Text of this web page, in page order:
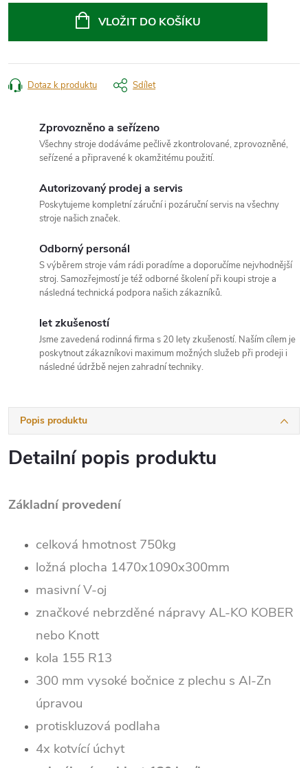
VLOŽIT DO KOŠÍKU
Dotaz k produktu Sdílet
Zprovozněno a seřízeno
Všechny stroje dodáváme pečlivě zkontrolované, zprovozněné,
seřízené a připravené k okamžitému použití.
Autorizovaný prodej a servis
Poskytujeme kompletní záruční i pozáruční servis na všechny
stroje našich značek.
Odborný personál
S výběrem stroje vám rádi poradíme a doporučíme nejvhodnější
stroj. Samozřejmostí je též odborné školení při koupi stroje a
následná technická podpora našich zákazníků.
let zkušeností
Jsme zavedená rodinná firma s 20 lety zkušeností. Naším cílem je
poskytnout zákazníkovi maximum možných služeb při prodeji i
následné údržbě nejen zahradní techniky.
Popis produktu
Detailní popis produktu
Základní provedení
celková hmotnost 750kg
ložná plocha 1470x1090x300mm
masivní V-oj
značkové nebrzděné nápravy AL-KO KOBER
nebo Knott
kola 155 R13
300 mm vysoké bočnice z plechu s Al-Zn
úpravou
protiskluzová podlaha
4x kotvící úchyt